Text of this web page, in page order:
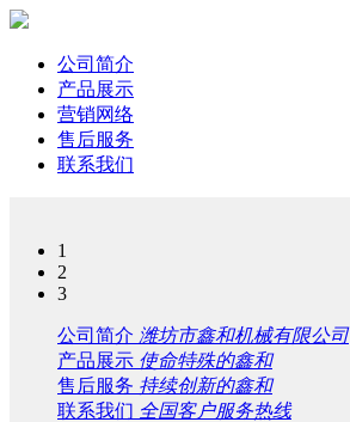
公司简介
产品展示
营销网络
售后服务
联系我们
1
2
3
公司简介 潍坊市鑫和机械有限公司
产品展示 使命特殊的鑫和
售后服务 持续创新的鑫和
联系我们 全国客户服务热线